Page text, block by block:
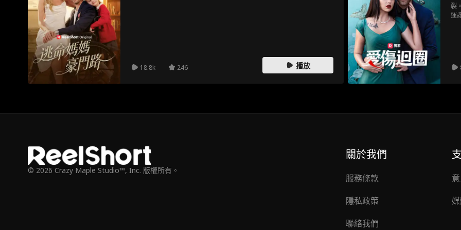
18.8k 246 播放
裂
運
© 2026 Crazy Maple Studio™, Inc. 版權所有。
關於我們
服務條款
隱私政策
聯絡我們